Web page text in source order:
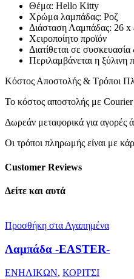
Θέμα: Hello Kitty
Χρώμα λαμπάδας: Ροζ
Διάσταση Λαμπάδας: 26 x
Χειροποίητο προϊόν
Διατίθεται σε
Περιλαμβάνεται η ξύλινη
Κόστος Αποστολής & Τρόποι
Το κόστος αποστολής με Courier
Δωρεάν μεταφορικά για
Οι τρόποι πληρωμής είναι με
Customer Reviews
Δείτε και αυτά
Προσθήκη στα Αγαπημένα
Λαμπάδα -EASTER-
ΕΝΗΛΙΚΩΝ, ΚΟΡΙΤΣΙ